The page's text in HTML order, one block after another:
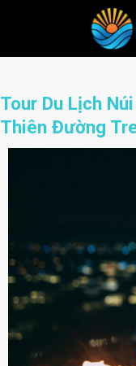
Tour Du Lịch
Thiên Đường